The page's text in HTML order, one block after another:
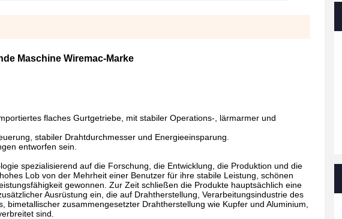
Maschine Wiremac-Marke
flaches Gurtgetriebe, mit stabiler Operations-, lärmarmer und
stabiler Drahtdurchmesser und Energieeinsparung.
entworfen sein.
spezialisierend auf die Forschung, die Entwicklung, die Produktion und die
Lob von der Mehrheit einer Benutzer für ihre stabile Leistung, schönen
gewonnen. Zur Zeit schließen die Produkte hauptsächlich eine
Ausrüstung ein, die auf Drahtherstellung, Verarbeitungsindustrie des
bimetallischer zusammengesetzter Drahtherstellung wie Kupfer und Aluminium,
sind.